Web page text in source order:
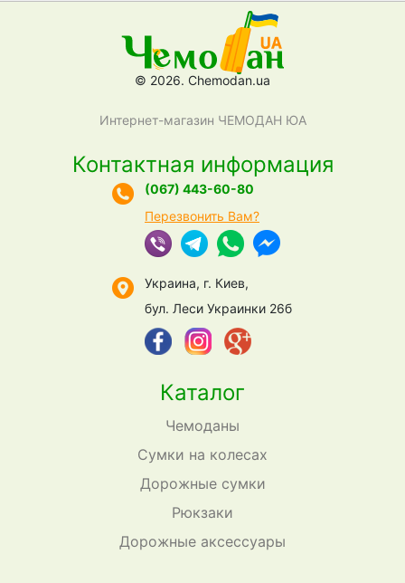
© 2026. Chemodan.ua
Интернет-магазин ЧЕМОДАН ЮА
Каталог
Чемоданы
Сумки на колесах
Дорожные сумки
Рюкзаки
Дорожные аксессуары
Контактная информация
(067) 443-60-80
Перезвонить Вам?
Украина, г. Киев,
бул. Леси Украинки 26б